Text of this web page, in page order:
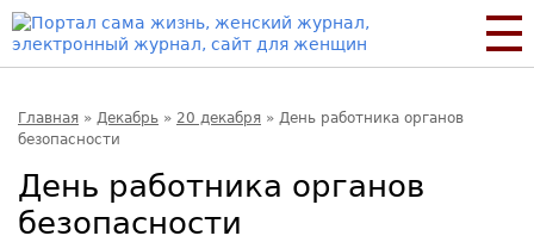
Главная » Декабрь » 20 декабря » День работника органов
безопасности
День работника органов
безопасности